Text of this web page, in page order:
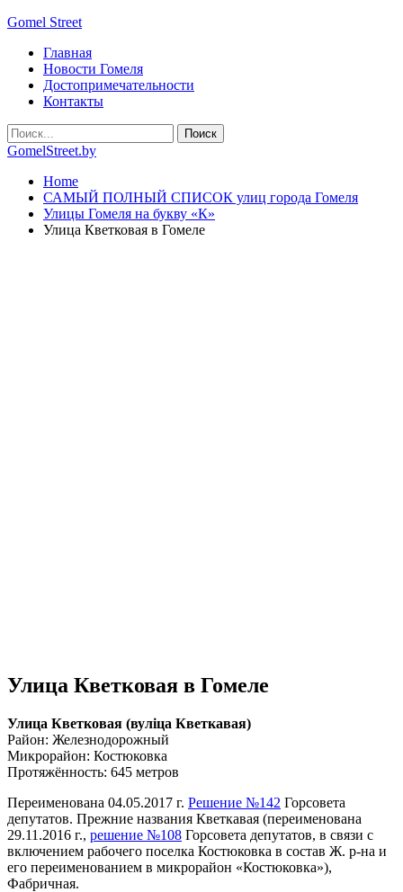
Gomel Street
Главная
Новости Гомеля
Достопримечательности
Контакты
GomelStreet.by
Home
САМЫЙ ПОЛНЫЙ СПИСОК улиц города Гомеля
Улицы Гомеля на букву «К»
Улица Кветковая в Гомеле
Улица Кветковая в Гомеле
Улица Кветковая (вулiца Кветкавая)
Район: Железнодорожный
Микрорайон: Костюковка
Протяжённость: 645 метров
Переименована 04.05.2017 г. Решение №142 Горсовета
депутатов. Прежние названия Кветкавая (переименована
29.11.2016 г., решение №108 Горсовета депутатов, в связи с
включением рабочего поселка Костюковка в состав Ж. р-на и
его переименованием в микрорайон «Костюковка»),
Фабричная.